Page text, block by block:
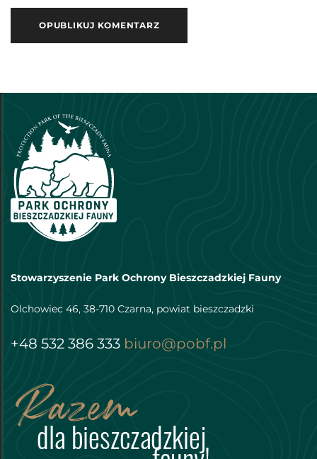
Stowarzyszenie Park Ochrony Bieszczadzkiej Fauny
Olchowiec 46, 38-710 Czarna, powiat bieszczadzki
+48 532 386 333 biuro@pobf.pl